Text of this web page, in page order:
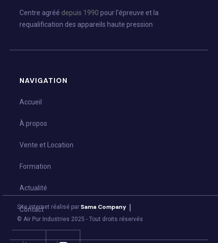
Centre agréé depuis 1990 pour l'épreuve et la
requalification des appareils haute pression
NAVIGATION
Accueil
À propos
Vente et Location
Formation
Actualité
Contact
Site internet réalisé par Sama Company |
© Air Pur Industries 2025 - Tout droits réservés